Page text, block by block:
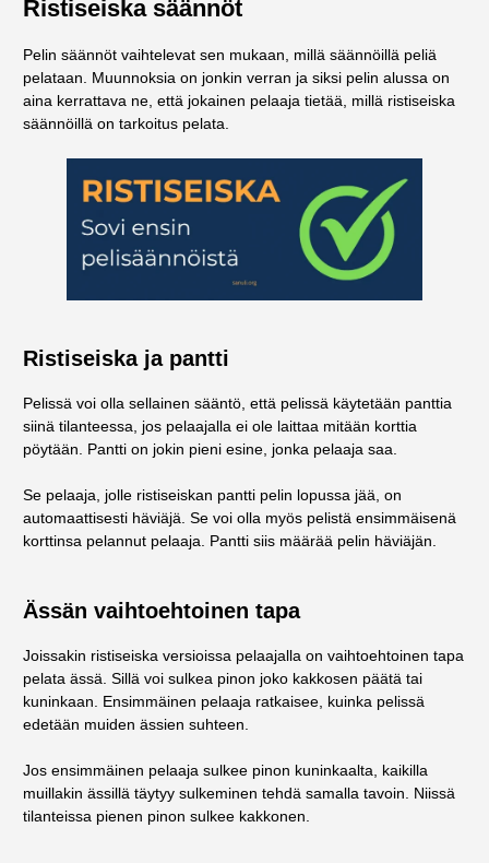
Ristiseiska säännöt
Pelin säännöt vaihtelevat sen mukaan, millä säännöillä peliä
pelataan. Muunnoksia on jonkin verran ja siksi pelin alussa on
aina kerrattava ne, että jokainen pelaaja tietää, millä ristiseiska
säännöillä on tarkoitus pelata.
Ristiseiska ja pantti
Pelissä voi olla sellainen sääntö, että pelissä käytetään panttia
siinä tilanteessa, jos pelaajalla ei ole laittaa mitään korttia
pöytään. Pantti on jokin pieni esine, jonka pelaaja saa.
Se pelaaja, jolle ristiseiskan pantti pelin lopussa jää, on
automaattisesti häviäjä. Se voi olla myös pelistä ensimmäisenä
korttinsa pelannut pelaaja. Pantti siis määrää pelin häviäjän.
Ässän vaihtoehtoinen tapa
Joissakin ristiseiska versioissa pelaajalla on vaihtoehtoinen tapa
pelata ässä. Sillä voi sulkea pinon joko kakkosen päätä tai
kuninkaan. Ensimmäinen pelaaja ratkaisee, kuinka pelissä
edetään muiden ässien suhteen.
Jos ensimmäinen pelaaja sulkee pinon kuninkaalta, kaikilla
muillakin ässillä täytyy sulkeminen tehdä samalla tavoin. Niissä
tilanteissa pienen pinon sulkee kakkonen.